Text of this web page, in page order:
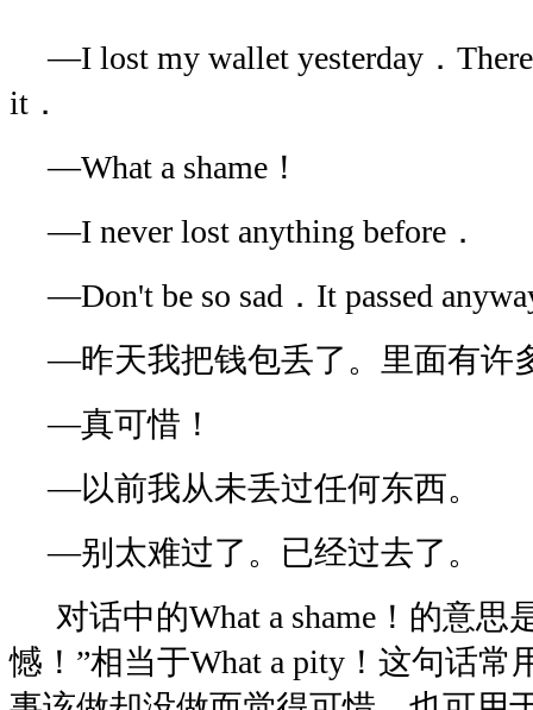
—I lost my wallet yesterday．
it．
—What a shame！
—I never lost anything before．
—Don't be so sad．It passed
—昨天我把钱包丢了。里面有许
—真可惜！
—以前我从未丢过任何东西。
—别太难过了。已经过去了。
对话中的What a shame！的意思
憾！”相当于What a pity！这句话常